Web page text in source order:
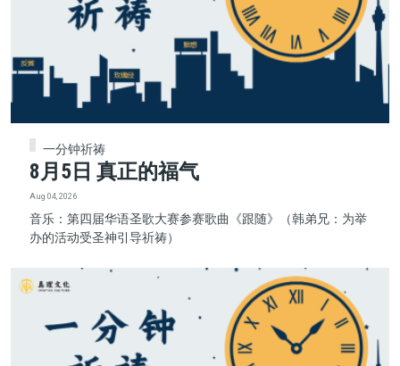
一分钟祈祷
8月5日 真正的福气
Aug 04, 2026
音乐：第四届华语圣歌大赛参赛歌曲《跟随》（韩弟兄：为举
办的活动受圣神引导祈祷）